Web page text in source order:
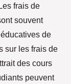
frais de
souvent
de
sur les frais de
des cours
peuvent